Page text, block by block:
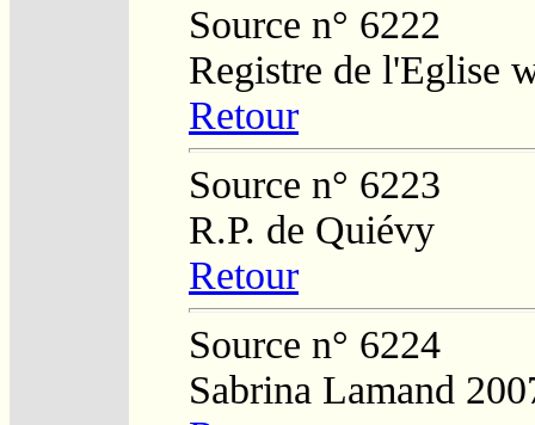
Source n° 6222
Registre de l'Eglise
Retour
Source n° 6223
R.P. de Quiévy
Retour
Source n° 6224
Sabrina Lamand